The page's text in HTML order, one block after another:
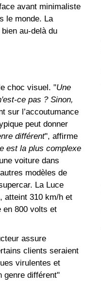
avant minimaliste
le monde. La
au-delà du
choc visuel. "Une
ce pas ? Sinon,
sur l’accoutumance
peut donner
différent", affirme
est la plus complexe
voiture dans
modèles de
La Luce
atteint 310 km/h et
en 800 volts et
assure
clients seraient
virulentes et
genre différent"